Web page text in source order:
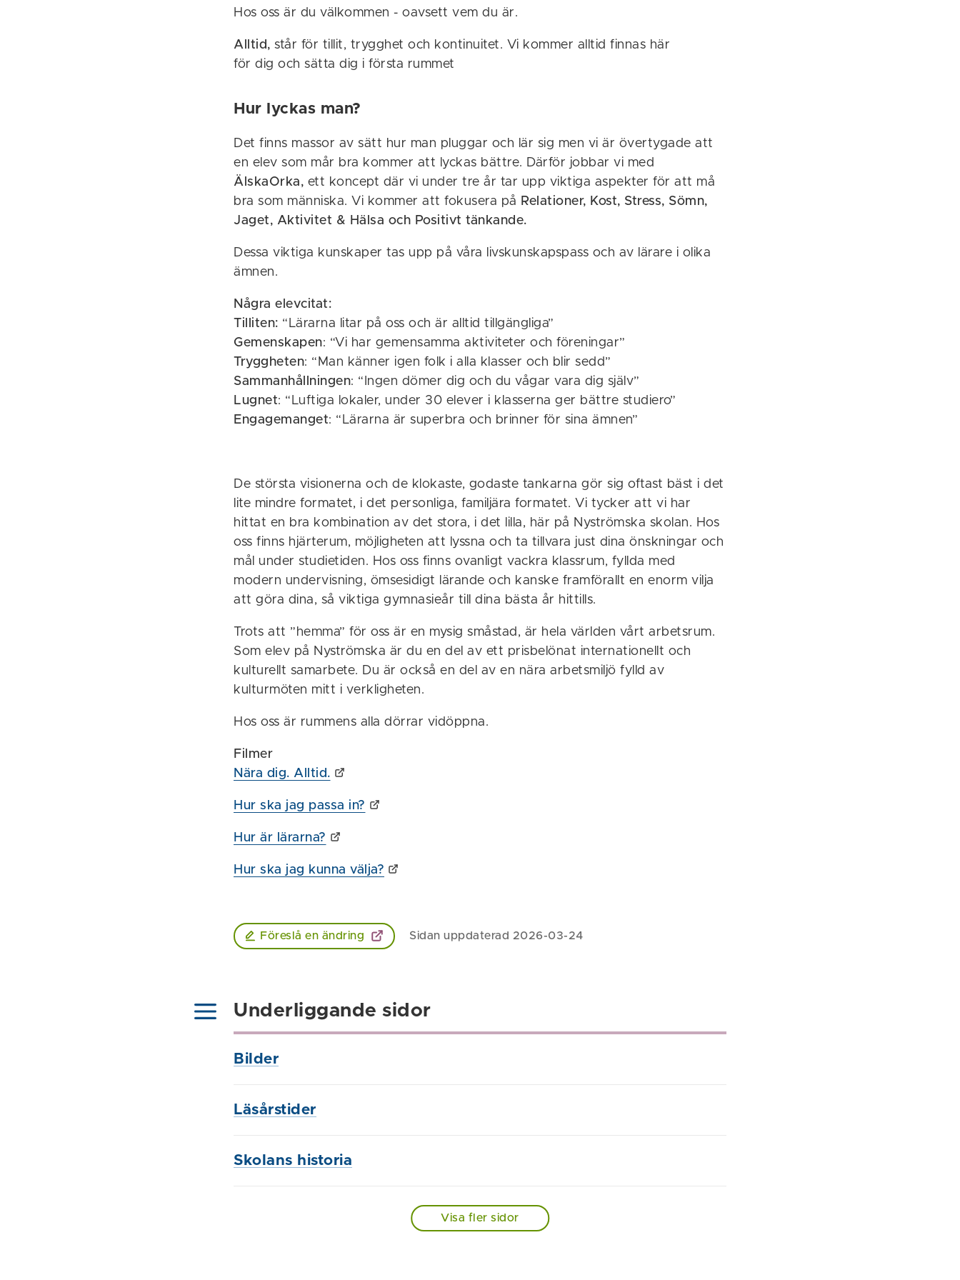
Hos oss är du välkommen - oavsett vem du är.
Alltid, står för tillit, trygghet och kontinuitet. Vi kommer alltid finnas här
för dig och sätta dig i första rummet
Hur lyckas man?
Det finns massor av sätt hur man pluggar och lär sig men vi är övertygade att
en elev som mår bra kommer att lyckas bättre. Därför jobbar vi med
ÄlskaOrka, ett koncept där vi under tre år tar upp viktiga aspekter för att må
bra som människa. Vi kommer att fokusera på Relationer, Kost, Stress, Sömn,
Jaget, Aktivitet & Hälsa och Positivt tänkande.
Dessa viktiga kunskaper tas upp på våra livskunskapspass och av lärare i olika
ämnen.
Några elevcitat:
Tilliten: “Lärarna litar på oss och är alltid tillgängliga”
Gemenskapen: “Vi har gemensamma aktiviteter och föreningar”
Tryggheten: “Man känner igen folk i alla klasser och blir sedd”
Sammanhållningen: “Ingen dömer dig och du vågar vara dig själv”
Lugnet: “Luftiga lokaler, under 30 elever i klasserna ger bättre studiero”
Engagemanget: “Lärarna är superbra och brinner för sina ämnen”
De största visionerna och de klokaste, godaste tankarna gör sig oftast bäst i det
lite mindre formatet, i det personliga, familjära formatet. Vi tycker att vi har
hittat en bra kombination av det stora, i det lilla, här på Nyströmska skolan. Hos
oss finns hjärterum, möjligheten att lyssna och ta tillvara just dina önskningar och
mål under studietiden. Hos oss finns ovanligt vackra klassrum, fyllda med
modern undervisning, ömsesidigt lärande och kanske framförallt en enorm vilja
att göra dina, så viktiga gymnasieår till dina bästa år hittills.
Trots att ”hemma” för oss är en mysig småstad, är hela världen vårt arbetsrum.
Som elev på Nyströmska är du en del av ett prisbelönat internationellt och
kulturellt samarbete. Du är också en del av en nära arbetsmiljö fylld av
kulturmöten mitt i verkligheten.
Hos oss är rummens alla dörrar vidöppna.
Filmer
Nära dig. Alltid.
Hur ska jag passa in?
Hur är lärarna?
Hur ska jag kunna välja?
Föreslå en ändring Sidan uppdaterad 2026-03-24
Underliggande sidor
Bilder
Läsårstider
Skolans historia
Visa fler sidor